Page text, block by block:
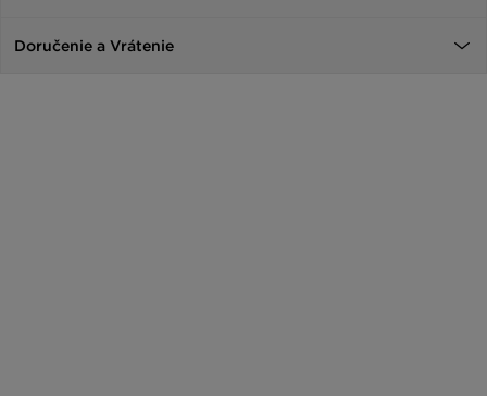
Doručenie a Vrátenie